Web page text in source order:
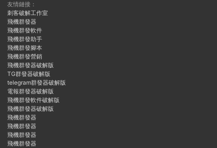
友情鏈接：
刺客破解工作室
飛機群發器
飛機群發軟件
飛機群發助手
飛機群發腳本
飛機群發營銷
飛機群發器破解版
TG群發器破解版
telegram群發器破解版
電報群發器破解版
飛機群發軟件破解版
飛機群發器破解版
飛機群發器
飛機群發器
飛機群發器
飛機群發器